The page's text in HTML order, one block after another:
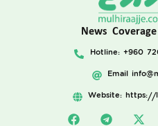
News
Hotline: +960
Email
Website: https://